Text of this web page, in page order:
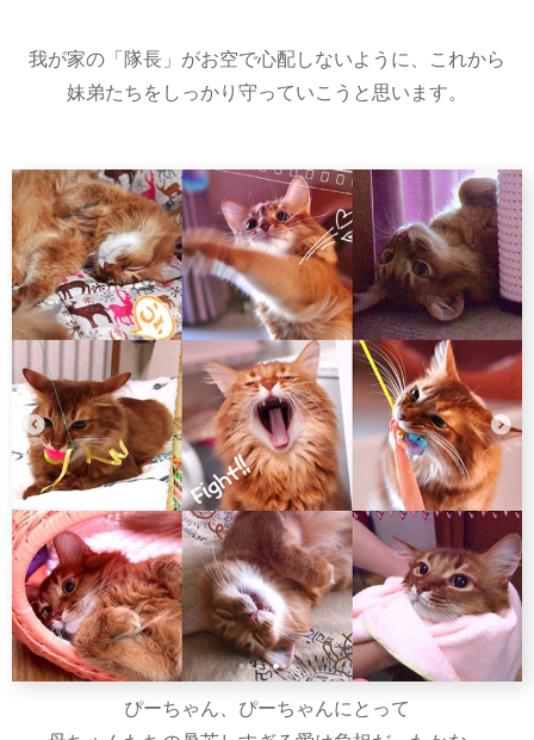
我が家の「隊長」がお空で心配しないように、これから
妹弟たちをしっかり守っていこうと思います。
ぴーちゃん、ぴーちゃんにとって